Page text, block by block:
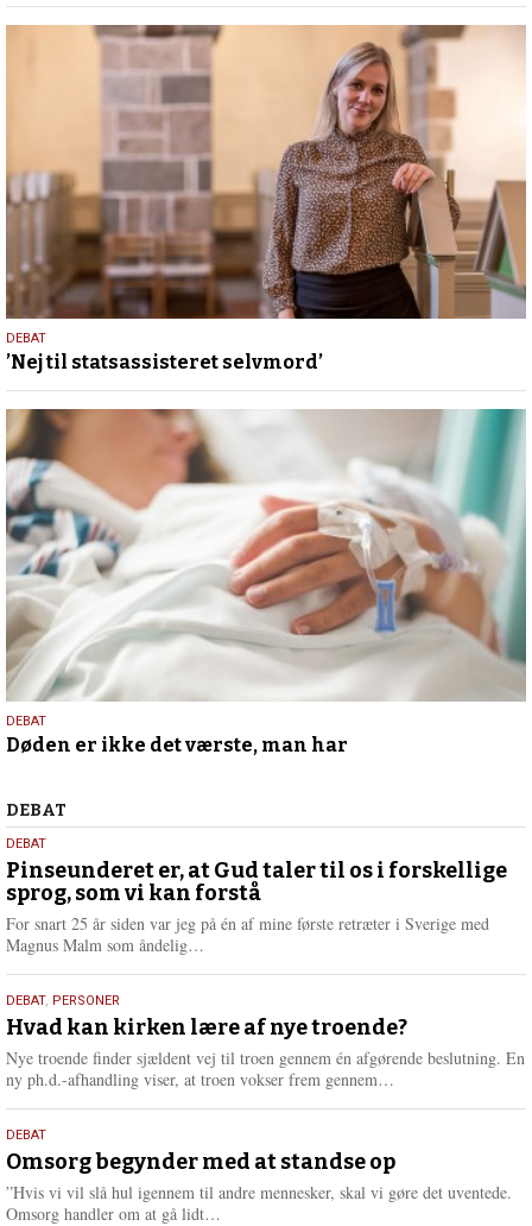
2025
12.
februar
2025
DEBAT
’Nej til statsassisteret selvmord’
12.
februar
DEBAT
Døden er ikke det værste, man har
Debat
DEBAT
5.
august
2026
DEBAT
Pinseunderet er, at Gud taler til os i forskellige
sprog, som vi kan forstå
For snart 25 år siden var jeg på én af mine første retræter i Sverige med
Magnus Malm som åndelig…
e
r
e
25.
juli
2026
DEBAT, PERSONER
Hvad kan kirken lære af nye troende?
Nye troende finder sjældent vej til troen gennem én afgørende beslutning. En
ny ph.d.-afhandling viser, at troen vokser frem gennem…
e
r
e
9.
juli
2026
DEBAT
Omsorg begynder med at standse op
”Hvis vi vil slå hul igennem til andre mennesker, skal vi gøre det uventede.
Omsorg handler om at gå lidt…